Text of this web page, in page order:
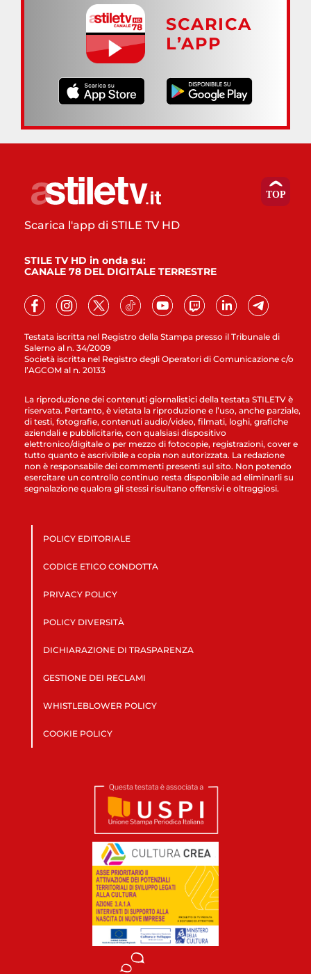
SCARICA
L’APP
Testata iscritta nel Registro della Stampa presso il Tribunale di
Salerno al n. 34/2009
Società iscritta nel Registro degli Operatori di Comunicazione c/o
l’AGCOM al n. 20133
Scarica l'app di STILE TV HD
STILE TV HD in onda su:
CANALE 78 DEL DIGITALE TERRESTRE
La riproduzione dei contenuti giornalistici della testata STILETV è
riservata. Pertanto, è vietata la riproduzione e l’uso, anche parziale,
di testi, fotografie, contenuti audio/video, filmati, loghi, grafiche
aziendali e pubblicitarie, con qualsiasi dispositivo
elettronico/digitale o per mezzo di fotocopie, registrazioni, cover e
tutto quanto è ascrivibile a copia non autorizzata. La redazione
non è responsabile dei commenti presenti sul sito. Non potendo
esercitare un controllo continuo resta disponibile ad eliminarli su
segnalazione qualora gli stessi risultano offensivi e oltraggiosi.
POLICY EDITORIALE
CODICE ETICO CONDOTTA
PRIVACY POLICY
POLICY DIVERSITÀ
DICHIARAZIONE DI TRASPARENZA
GESTIONE DEI RECLAMI
WHISTLEBLOWER POLICY
COOKIE POLICY